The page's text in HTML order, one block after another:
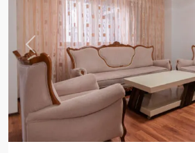
Previous